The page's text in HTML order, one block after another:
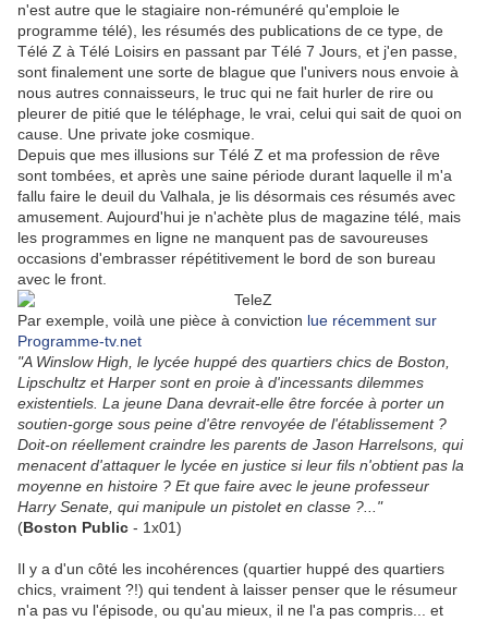
n'est autre que le stagiaire non-rémunéré qu'emploie le
programme télé), les résumés des publications de ce type, de
Télé Z à Télé Loisirs en passant par Télé 7 Jours, et j'en passe,
sont finalement une sorte de blague que l'univers nous envoie à
nous autres connaisseurs, le truc qui ne fait hurler de rire ou
pleurer de pitié que le téléphage, le vrai, celui qui sait de quoi on
cause. Une private joke cosmique.
Depuis que mes illusions sur Télé Z et ma profession de rêve
sont tombées, et après une saine période durant laquelle il m'a
fallu faire le deuil du Valhala, je lis désormais ces résumés avec
amusement. Aujourd'hui je n'achète plus de magazine télé, mais
les programmes en ligne ne manquent pas de savoureuses
occasions d'embrasser répétitivement le bord de son bureau
avec le front.
Par exemple, voilà une pièce à conviction lue récemment sur
Programme-tv.net
"A Winslow High, le lycée huppé des quartiers chics de Boston,
Lipschultz et Harper sont en proie à d'incessants dilemmes
existentiels. La jeune Dana devrait-elle être forcée à porter un
soutien-gorge sous peine d'être renvoyée de l'établissement ?
Doit-on réellement craindre les parents de Jason Harrelsons, qui
menacent d'attaquer le lycée en justice si leur fils n'obtient pas la
moyenne en histoire ? Et que faire avec le jeune professeur
Harry Senate, qui manipule un pistolet en classe ?..."
(Boston Public - 1x01)
Il y a d'un côté les incohérences (quartier huppé des quartiers
chics, vraiment ?!) qui tendent à laisser penser que le résumeur
n'a pas vu l'épisode, ou qu'au mieux, il ne l'a pas compris... et